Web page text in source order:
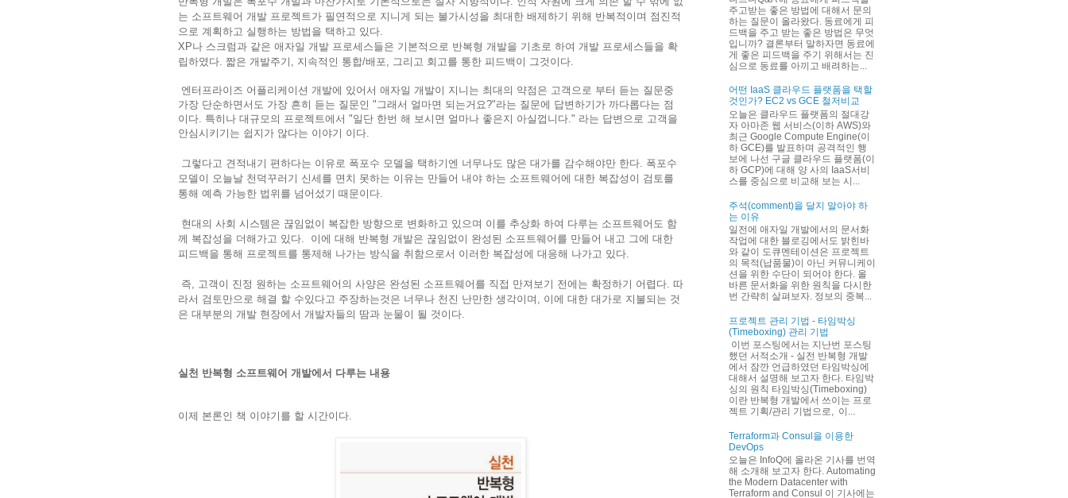
는 소프트웨어 개발 프로젝트가 필연적으로 지니게 되는 불가시성을 최대한 배제하기 위해 반복적이며 점진적
으로 계획하고 실행하는 방법을 택하고 있다.
XP나 스크럼과 같은 애자일 개발 프로세스들은 기본적으로 반복형 개발을 기초로 하여 개발 프로세스들을 확
립하였다. 짧은 개발주기, 지속적인 통합/배포, 그리고 회고를 통한 피드백이 그것이다.
엔터프라이즈 어플리케이션 개발에 있어서 애자일 개발이 지니는 최대의 약점은 고객으로 부터 듣는 질문중
가장 단순하면서도 가장 흔히 듣는 질문인 "그래서 얼마면 되는거요?"라는 질문에 답변하기가 까다롭다는 점
이다. 특히나 대규모의 프로젝트에서 "일단 한번 해 보시면 얼마나 좋은지 아실껍니다." 라는 답변으로 고객을
안심시키기는 쉽지가 않다는 이야기 이다.
그렇다고 견적내기 편하다는 이유로 폭포수 모델을 택하기엔 너무나도 많은 대가를 감수해야만 한다. 폭포수
모델이 오늘날 천덕꾸러기 신세를 면치 못하는 이유는 만들어 내야 하는 소프트웨어에 대한 복잡성이 검토를
통해 예측 가능한 법위를 넘어섰기 때문이다.
현대의 사회 시스템은 끊임없이 복잡한 방향으로 변화하고 있으며 이를 추상화 하여 다루는 소프트웨어도 함
께 복잡성을 더해가고 있다. 이에 대해 반복형 개발은 끊임없이 완성된 소프트웨어를 만들어 내고 그에 대한
피드백을 통해 프로젝트를 통제해 나가는 방식을 취함으로서 이러한 복잡성에 대응해 나가고 있다.
즉, 고객이 진정 원하는 소프트웨어의 사양은 완성된 소프트웨어를 직접 만져보기 전에는 확정하기 어렵다. 따
라서 검토만으로 해결 할 수있다고 주장하는것은 너무나 천진 난만한 생각이며, 이에 대한 대가로 지불되는 것
은 대부분의 개발 현장에서 개발자들의 땀과 눈물이 될 것이다.
실천 반복형 소프트웨어 개발에서 다루는 내용
이제 본론인 책 이야기를 할 시간이다.
주고받는 좋은 방법에 대해서 문의
하는 질문이 올라왔다. 동료에게 피
드백을 주고 받는 좋은 방법은 무엇
입니까? 결론부터 말하자면 동료에
게 좋은 피드백을 주기 위해서는 진
심으로 동료를 아끼고 배려하는...
어떤 IaaS 클라우드 플랫폼을 택할
것인가? EC2 vs GCE 철저비교
오늘은 클라우드 플랫폼의 절대강
자 아마존 웹 서비스(이하 AWS)와
최근 Google Compute Engine(이
하 GCE)를 발표하며 공격적인 행
보에 나선 구글 클라우드 플랫폼(이
하 GCP)에 대해 양 사의 IaaS서비
스를 중심으로 비교해 보는 시...
주석(comment)을 달지 말아야 하
는 이유
일전에 애자일 개발에서의 문서화
작업에 대한 블로깅에서도 밝힌바
와 같이 도큐멘테이션은 프로젝트
의 목적(납품물)이 아닌 커뮤니케이
션을 위한 수단이 되어야 한다. 올
바른 문서화을 위한 원칙을 다시한
번 간략히 살펴보자. 정보의 중복...
프로젝트 관리 기법 - 타임박싱
(Timeboxing) 관리 기법
이번 포스팅에서는 지난번 포스팅
했던 서적소개 - 실전 반복형 개발
에서 잠깐 언급하였던 타임박싱에
대해서 설명해 보고자 한다. 타임박
싱의 원칙 타임박싱(Timeboxing)
이란 반복형 개발에서 쓰이는 프로
젝트 기획/관리 기법으로, 이...
Terraform과 Consul을 이용한
DevOps
오늘은 InfoQ에 올라온 기사를 번역
해 소개해 보고자 한다. Automating
the Modern Datacenter with
Terraform and Consul 이 기사에는